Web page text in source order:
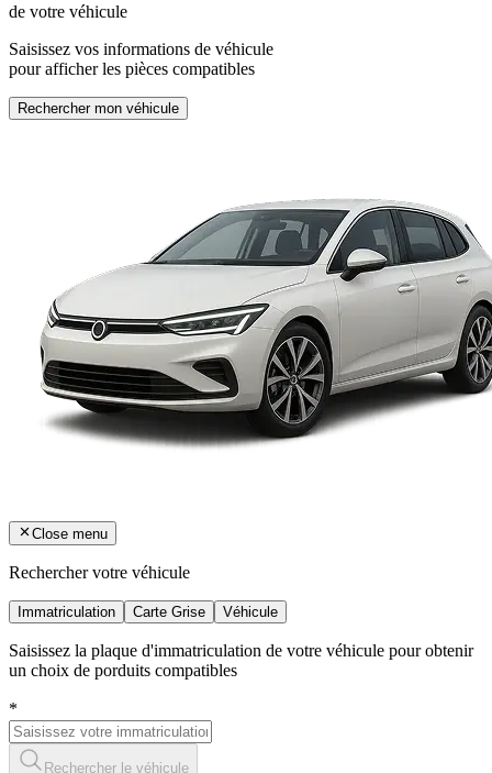
de votre véhicule
Saisissez vos informations de véhicule
pour afficher les pièces compatibles
Rechercher mon véhicule
Close menu
Rechercher votre véhicule
Immatriculation Carte Grise Véhicule
Saisissez la plaque d'immatriculation de votre véhicule pour obtenir
un choix de porduits compatibles
*
Rechercher le véhicule